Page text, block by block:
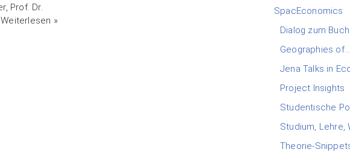
Prof. Dr.
Weiterlesen »
SpacEconomics
Dialog zum Buch
Geographies of…
Jena Talks in
Project Insights
Studentische
Studium,
Theorie-